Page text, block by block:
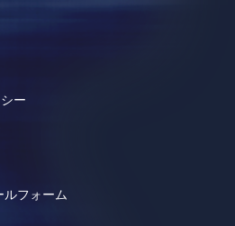
ー
フォーム